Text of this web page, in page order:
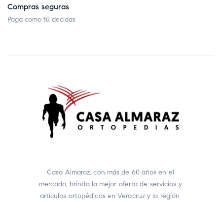
Compras seguras
Paga como tú decidas
Casa Almaraz, con más de 60 años en el
mercado, brinda la mejor oferta de servicios y
artículos ortopédicos en Veracruz y la región.